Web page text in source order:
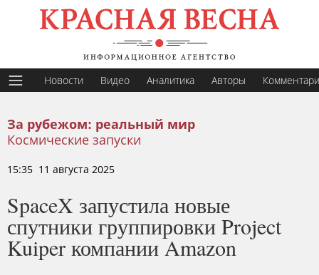
Новости Видео Аналитика Авторы
За рубежом: реальный мир
Космические запуски
15:35 11 августа 2025
SpaceX запустила новые
спутники группировки Project
Kuiper компании Amazon